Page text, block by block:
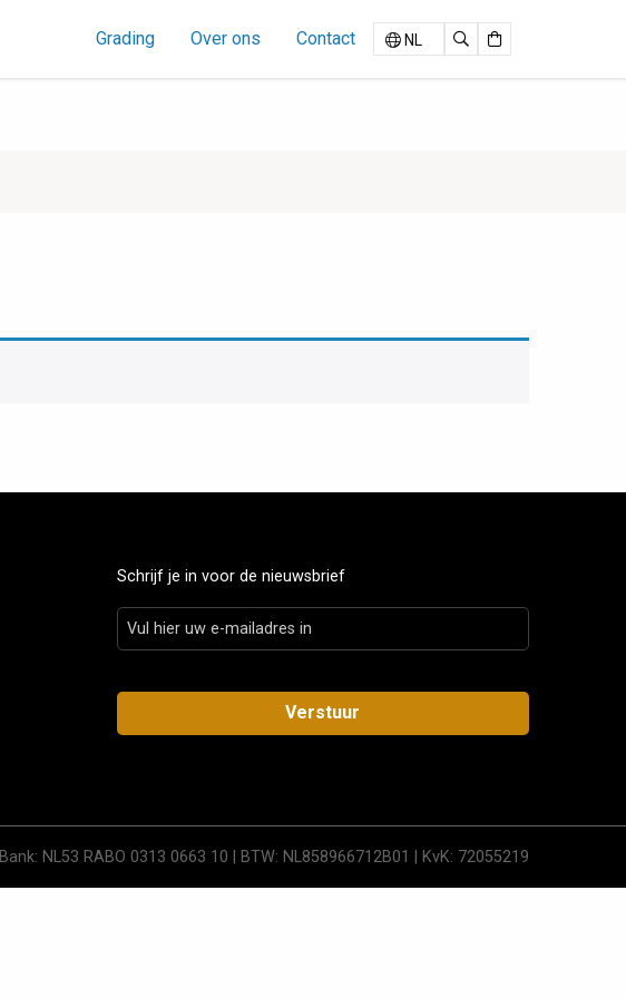
Grading Over ons Contact NL ZoekenCart
Schrijf je in voor de nieuwsbrief
Bank: NL53 RABO 0313 0663 10 | BTW: NL858966712B01 | KvK: 72055219